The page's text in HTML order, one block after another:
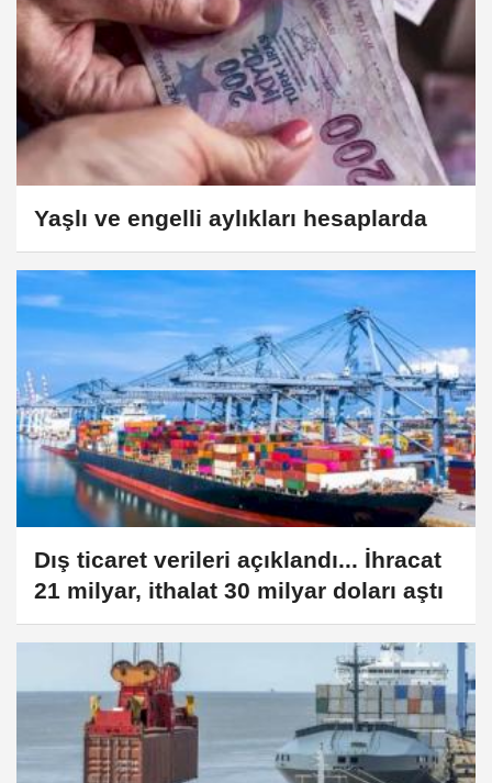
Yaşlı ve engelli aylıkları hesaplarda
Dış ticaret verileri açıklandı... İhracat
21 milyar, ithalat 30 milyar doları aştı